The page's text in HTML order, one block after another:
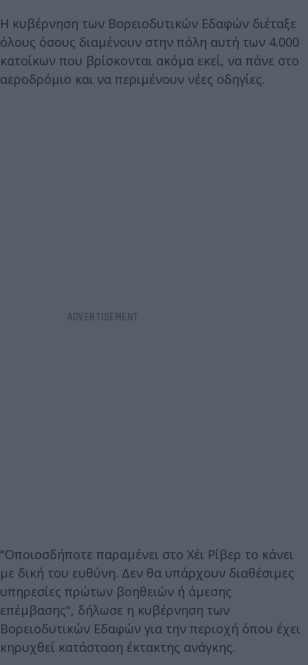
Η κυβέρνηση των Βορειοδυτικών Εδαφών διέταξε
όλους όσους διαμένουν στην πόλη αυτή των 4.000
κατοίκων που βρίσκονται ακόμα εκεί, να πάνε στο
αεροδρόμιο και να περιμένουν νέες οδηγίες.
"Οποιοσδήποτε παραμένει στο Χέι Ρίβερ το κάνει
με δική του ευθύνη. Δεν θα υπάρχουν διαθέσιμες
υπηρεσίες πρώτων βοηθειών ή άμεσης
επέμβασης", δήλωσε η κυβέρνηση των
Βορειοδυτικών Εδαφών για την περιοχή όπου έχει
κηρυχθεί κατάσταση έκτακτης ανάγκης.